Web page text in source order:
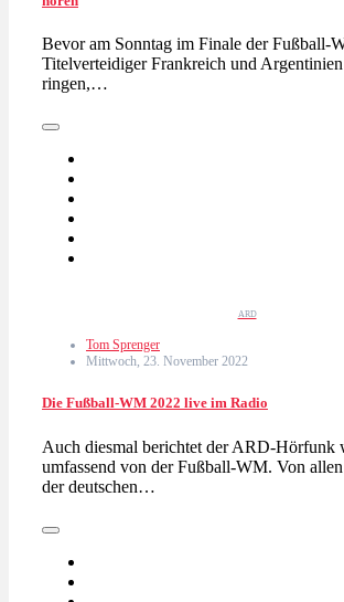
Bevor am Sonntag im Finale der Fußball-
Titelverteidiger Frankreich und
ringen,…
ARD
Tom Sprenger
Mittwoch, 23. November 2022
Die Fußball-WM 2022 live im Radio
Auch diesmal berichtet der ARD-Hörfunk
umfassend von der Fußball-WM. Von
der deutschen…